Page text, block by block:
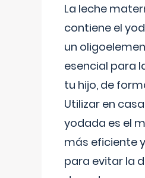
La leche
contiene el
un
esencial para
tu hijo, de
Utilizar en
yodada es el
más eficiente
para evitar la